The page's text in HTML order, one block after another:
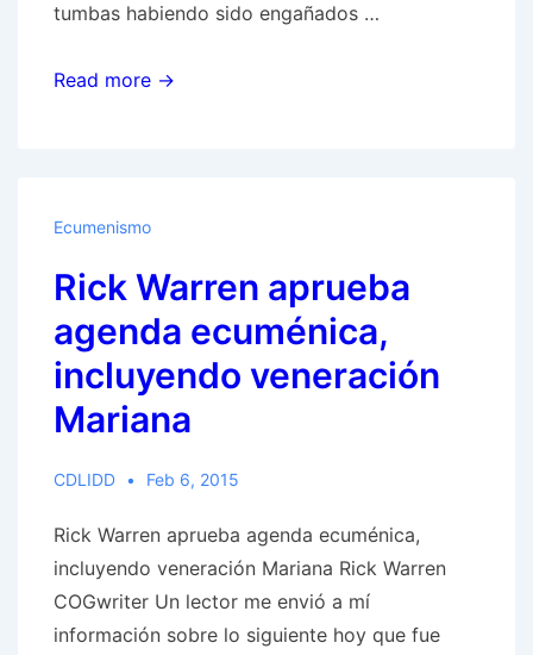
tumbas habiendo sido engañados …
¿Del
Read more →
Ecumenismo
Rick Warren aprueba
agenda ecuménica,
incluyendo veneración
Mariana
CDLIDD Feb 6, 2015
Rick Warren aprueba agenda ecuménica,
incluyendo veneración Mariana Rick Warren
COGwriter Un lector me envió a mí
información sobre lo siguiente hoy que fue